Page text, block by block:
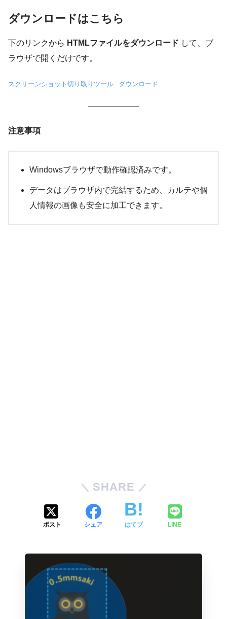
ダウンロードはこちら
下のリンクから HTMLファイルをダウンロード して、ブ
ラウザで開くだけです。
スクリーンショット切り取りツール ダウンロード
注意事項
Windowsブラウザで動作確認済みです。
データはブラウザ内で完結するため、カルテや個
人情報の画像も安全に加工できます。
SHARE
ポスト シェア はてブ LINE